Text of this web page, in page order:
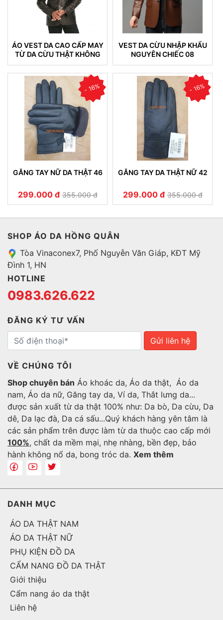
ÁO VEST DA CAO CẤP MAY
TỪ DA CỪU THẬT KHÔNG
NỔ DA (VEST 05)
VEST DA CỪU NHẬP KHẨU
NGUYÊN CHIẾC 08
- 16%
GĂNG TAY NỮ DA THẬT 46
299.000 đ 355.000 đ
- 16%
GĂNG TAY DA THẬT NỮ 42
299.000 đ 355.000 đ
SHOP ÁO DA HỒNG QUÂN
Tòa Vinaconex7, Phố Nguyễn Văn Giáp, KĐT Mỹ
Đình 1, HN
HOTLINE
0983.626.622
ĐĂNG KÝ TƯ VẤN
Gửi liên hệ
VỀ CHÚNG TÔI
Shop chuyên bán Áo khoác da, Áo da thật, Áo da
nam, Áo da nữ, Găng tay da, Ví da, Thắt lưng da...
được sản xuất từ da thật 100% như: Da bò, Da cừu, Da
dê, Da lạc đà, Da cá sấu...Quý khách hàng yên tâm là
các sản phẩm trên được làm từ da thuộc cao cấp mới
100%, chất da mềm mại, nhẹ nhàng, bền đẹp, bảo
hành không nổ da, bong tróc da. Xem thêm
DANH MỤC
ÁO DA THẬT NAM
ÁO DA THẬT NỮ
PHỤ KIỆN ĐỒ DA
CẨM NANG ĐỒ DA THẬT
Giới thiệu
Cẩm nang áo da thật
Liên hệ